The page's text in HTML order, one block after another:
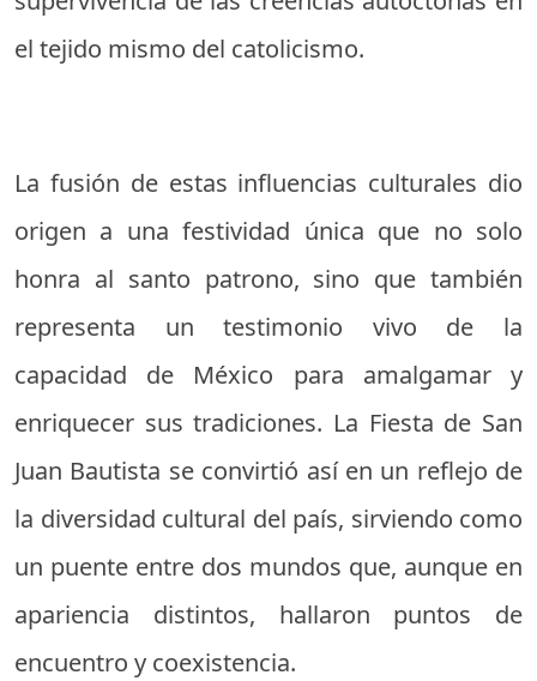
el tejido mismo del catolicismo.
La fusión de estas influencias culturales dio
origen a una festividad única que no solo
honra al santo patrono, sino que también
representa un testimonio vivo de la
capacidad de México para amalgamar y
enriquecer sus tradiciones. La Fiesta de San
Juan Bautista se convirtió así en un reflejo de
la diversidad cultural del país, sirviendo como
un puente entre dos mundos que, aunque en
apariencia distintos, hallaron puntos de
encuentro y coexistencia.